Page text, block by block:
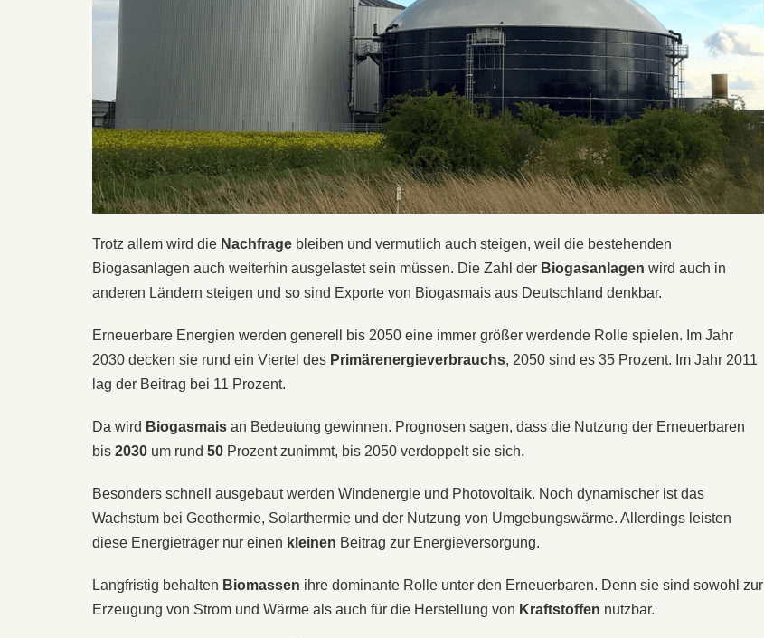
Trotz allem wird die Nachfrage bleiben und vermutlich auch steigen, weil die bestehenden
Biogasanlagen auch weiterhin ausgelastet sein müssen. Die Zahl der Biogasanlagen wird auch in
anderen Ländern steigen und so sind Exporte von Biogasmais aus Deutschland denkbar.
Erneuerbare Energien werden generell bis 2050 eine immer größer werdende Rolle spielen. Im Jahr
2030 decken sie rund ein Viertel des Primärenergieverbrauchs, 2050 sind es 35 Prozent. Im Jahr 2011
lag der Beitrag bei 11 Prozent.
Da wird Biogasmais an Bedeutung gewinnen. Prognosen sagen, dass die Nutzung der Erneuerbaren
bis 2030 um rund 50 Prozent zunimmt, bis 2050 verdoppelt sie sich.
Besonders schnell ausgebaut werden Windenergie und Photovoltaik. Noch dynamischer ist das
Wachstum bei Geothermie, Solarthermie und der Nutzung von Umgebungswärme. Allerdings leisten
diese Energieträger nur einen kleinen Beitrag zur Energieversorgung.
Langfristig behalten Biomassen ihre dominante Rolle unter den Erneuerbaren. Denn sie sind sowohl zur
Erzeugung von Strom und Wärme als auch für die Herstellung von Kraftstoffen nutzbar.